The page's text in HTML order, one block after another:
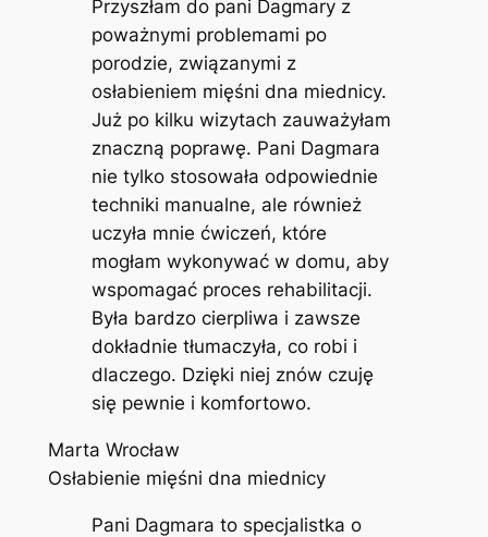
Przyszłam do pani Dagmary z
poważnymi problemami po
porodzie, związanymi z
osłabieniem mięśni dna miednicy.
Już po kilku wizytach zauważyłam
znaczną poprawę. Pani Dagmara
nie tylko stosowała odpowiednie
techniki manualne, ale również
uczyła mnie ćwiczeń, które
mogłam wykonywać w domu, aby
wspomagać proces rehabilitacji.
Była bardzo cierpliwa i zawsze
dokładnie tłumaczyła, co robi i
dlaczego. Dzięki niej znów czuję
się pewnie i komfortowo.
Marta Wrocław
Osłabienie mięśni dna miednicy
Pani Dagmara to specjalistka o